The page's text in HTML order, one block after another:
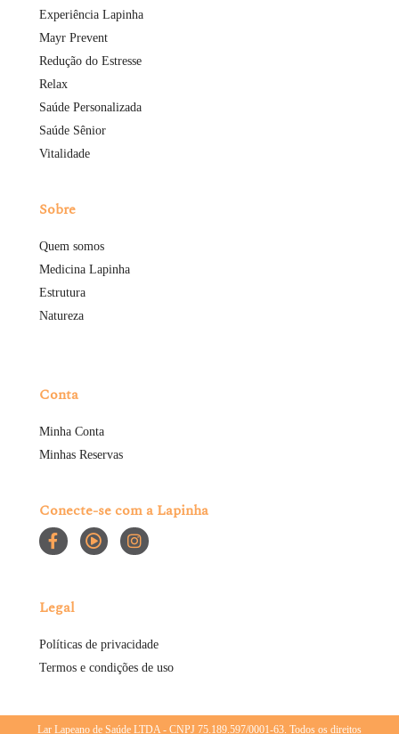
Experiência Lapinha
Mayr Prevent
Redução do Estresse
Relax
Saúde Personalizada
Saúde Sênior
Vitalidade
Sobre
Quem somos
Medicina Lapinha
Estrutura
Natureza
Conta
Minha Conta
Minhas Reservas
Conecte-se com a Lapinha
Legal
Políticas de privacidade
Termos e condições de uso
Lar Lapeano de Saúde LTDA - CNPJ 75.189.597/0001-63. Todos os direitos